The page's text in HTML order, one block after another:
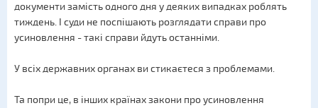
документи замість одного дня у деяких випадках роблять
тиждень. І суди не поспішають розглядати справи про
усиновлення - такі справи йдуть останніми.
У всіх державних органах ви стикаєтеся з проблемами.
Та попри це, в інших країнах закони про усиновлення